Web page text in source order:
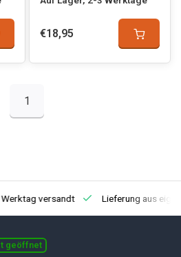
€18,95
1
versandt Lieferung aus
geöffnet